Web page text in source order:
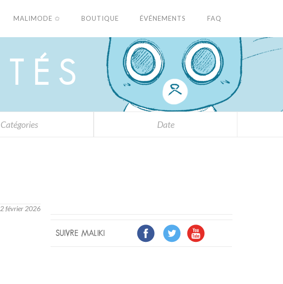
MALIMODE ✩ BOUTIQUE ÉVÉNEMENTS FAQ
É S
Catégories Date
2 février 2026
SUIVRE MALIKI